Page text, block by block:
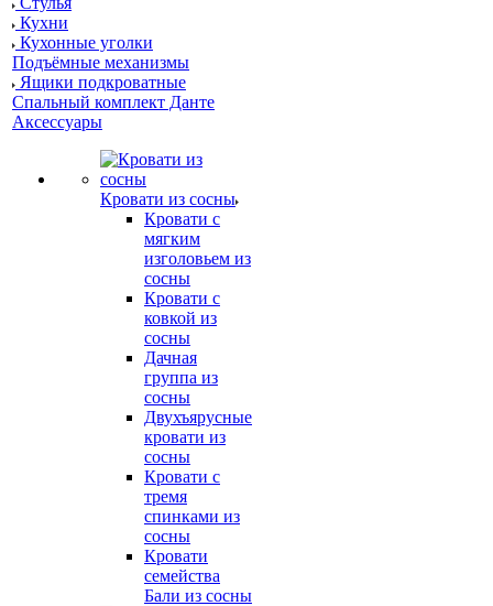
Кухни
Кухонные уголки
Подъёмные механизмы
Ящики подкроватные
Спальный комплект Данте
Аксессуары
Кровати из сосны
Кровати с
мягким
изголовьем из
сосны
Кровати с
ковкой из
сосны
Дачная
группа из
сосны
Двухъярусные
кровати из
сосны
Кровати с
тремя
спинками из
сосны
Кровати
семейства
Бали из сосны